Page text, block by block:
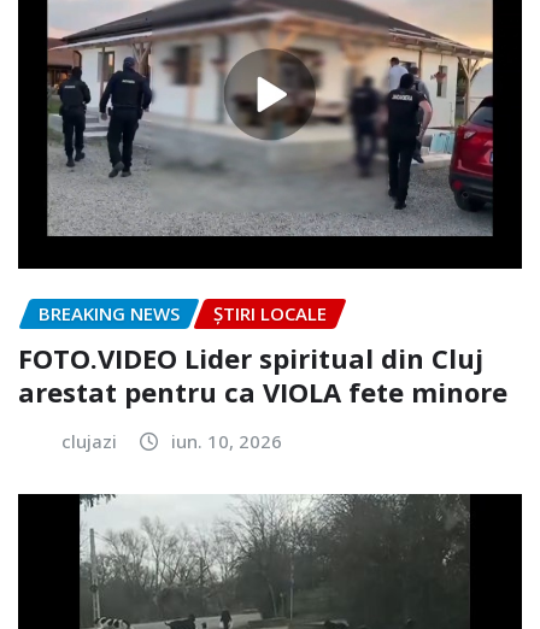
BREAKING NEWS ȘTIRI LOCALE
FOTO.VIDEO Lider spiritual din Cluj
arestat pentru ca VIOLA fete minore
clujazi iun. 10, 2026